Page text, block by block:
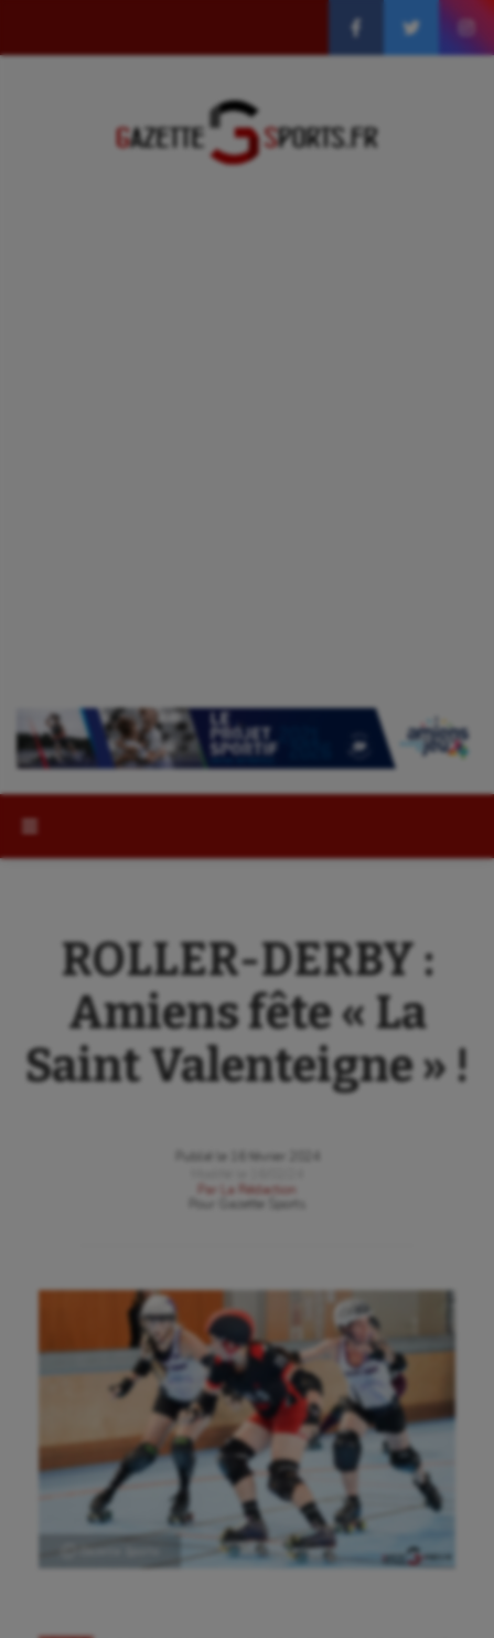
ROLLER-DERBY :
Amiens fête « La
Saint Valenteigne » !
Publié le
16 février 2024
Par
La Rédaction
Gazette Sports